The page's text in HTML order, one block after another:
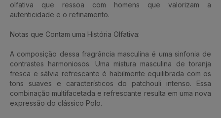
olfativa que ressoa com homens que valorizam a
autenticidade e o refinamento.
Notas que Contam uma História Olfativa:
A composição dessa fragrância masculina é uma sinfonia de
contrastes harmoniosos. Uma mistura masculina de toranja
fresca e sálvia refrescante é habilmente equilibrada com os
tons suaves e característicos do patchouli intenso. Essa
combinação multifacetada e refrescante resulta em uma nova
expressão do clássico Polo.